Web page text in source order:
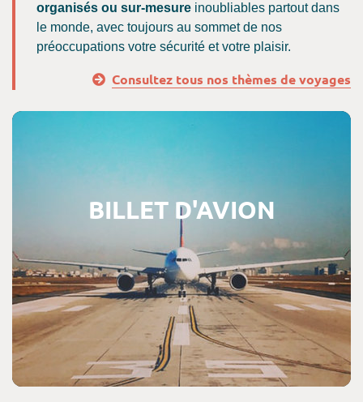
organisés ou sur-mesure inoubliables partout dans
le monde, avec toujours au sommet de nos
préoccupations votre sécurité et votre plaisir.
Consultez tous nos thèmes de voyages
BILLET D'AVION
Consultez les offres billet d'avion